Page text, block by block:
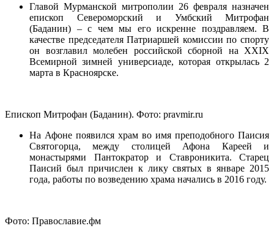
Главой Мурманской митрополии 26 февраля назначен
епископ Североморский и Умбский Митрофан
(Баданин) – с чем мы его искренне поздравляем. В
качестве председателя Патриаршей комиссии по спорту
он возглавил молебен российской сборной на XXIX
Всемирной зимней универсиаде, которая открылась 2
марта в Красноярске.
Епископ Митрофан (Баданин). Фото: pravmir.ru
На Афоне появился храм во имя преподобного Паисия
Святогорца, между столицей Афона Кареей и
монастырями Пантократор и Ставроникита. Старец
Паисий был причислен к лику святых в январе 2015
года, работы по возведению храма начались в 2016 году.
Фото: Православие.фм